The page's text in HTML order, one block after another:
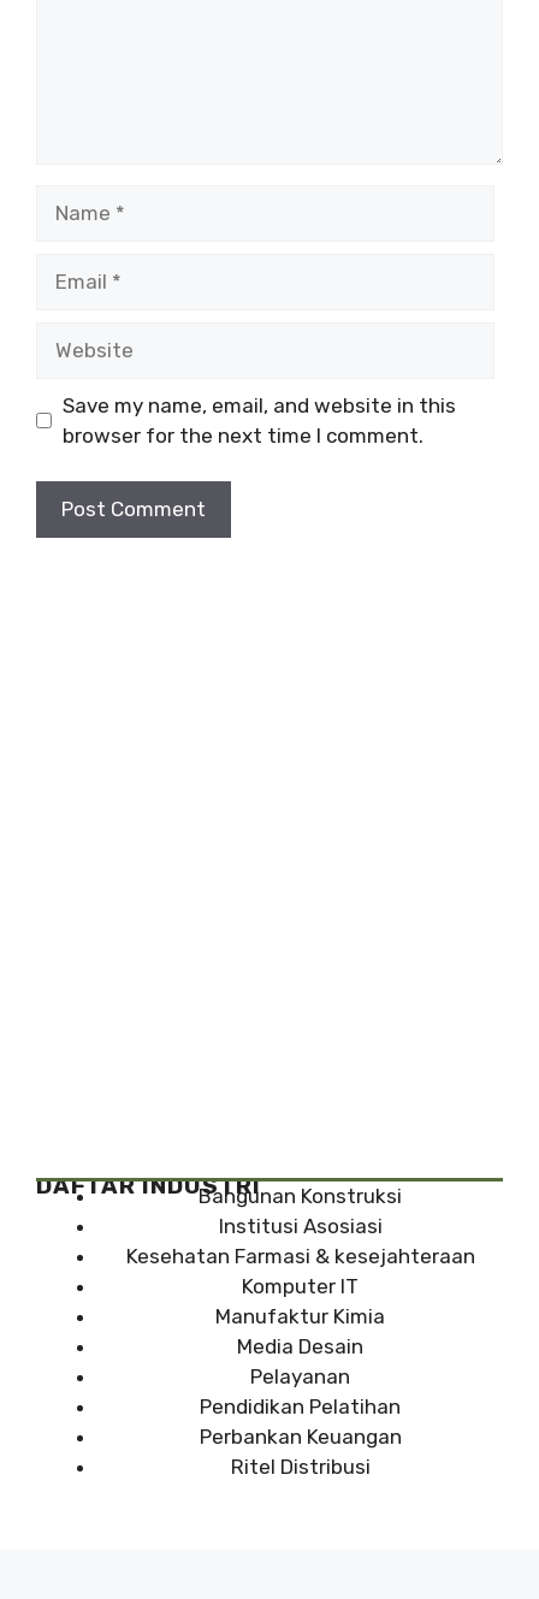
Save my name, email, and website in this
browser for the next time I comment.
DAFTAR INDUSTRIBangunan Konstruksi
Institusi Asosiasi
Kesehatan Farmasi & kesejahteraan
Komputer IT
Manufaktur Kimia
Media Desain
Pelayanan
Pendidikan Pelatihan
Perbankan Keuangan
Ritel Distribusi